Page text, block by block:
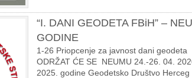
“I. DANI GEODETA FBiH” –
GODINE
1-26 Priopcenje za javnost dani
ODRŽAT ĆE SE NEUMU 24.-26. 04.
2025. godine Geodetsko Društvo